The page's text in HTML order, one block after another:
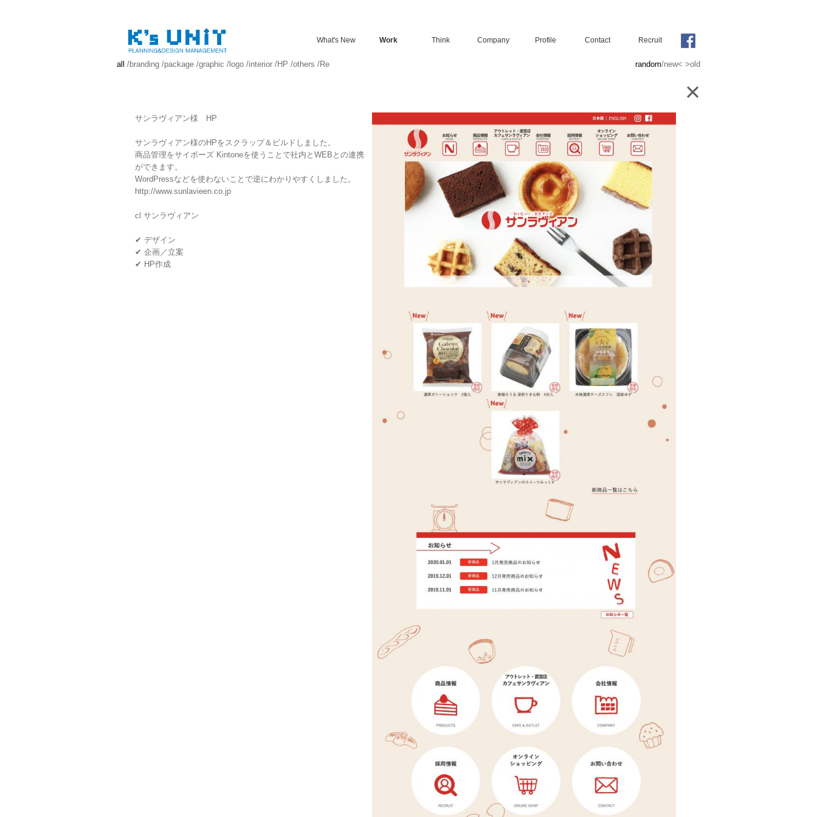
What's New Work Think Company Profile Contact Recruit
all /branding /package /graphic / logo /interior /HP /others /Re random/new< >old
×
サンラヴィアン様 HP
サンラヴィアン様のHPをスクラップ＆ビルドしました。
商品管理をサイボーズ Kintoneを使うことで社内とWEBとの連携
ができます。
WordPressなどを使わないことで逆にわかりやすくしました。
http://www.sunlavieen.co.jp
cl サンラヴィアン
✔ デザイン
✔ 企画／立案
✔ HP作成